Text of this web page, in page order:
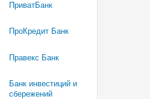
ПриватБанк
ПроКредит Банк
Правекс Банк
Банк инвестиций и
сбережений